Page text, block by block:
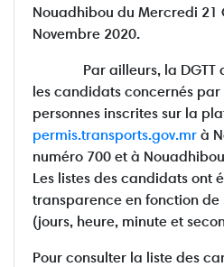
Nouadhibou du Mercredi 21
Novembre 2020.
Par ailleurs, la DGTT
les candidats concernés par
personnes inscrites sur la
permis.transports.gov.mr à
numéro 700 et à
Les listes des candidats ont
transparence en fonction de
(jours, heure, minute et
Pour consulter la liste des